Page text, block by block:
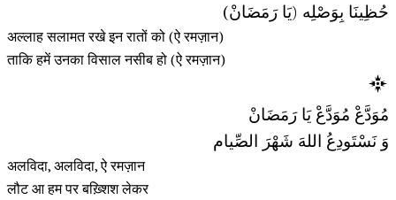
حُظِينَا بِوَصْلِه (يَا رَمَضَانْ)
अल्लाह सलामत रखे इन रातों को (ऐ रमज़ान)
ताकि हमें उनका विसाल नसीब हो (ऐ रमज़ान)
مُوَدَّعْ مُوَدَّعْ يَا رَمَضَانْ
وَ نَسْتَودِعُ اللهَ شَهْرَ الصِّيام
अलविदा, अलविदा, ऐ रमज़ान
लौट आ हम पर बख़्शिश लेकर